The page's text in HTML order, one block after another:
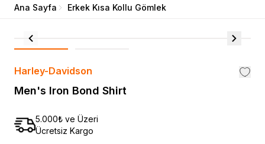
Ana Sayfa Erkek Kısa Kollu Gömlek
Harley-Davidson
Men's Iron Bond Shirt
5.000₺ ve Üzeri
Ücretsiz Kargo